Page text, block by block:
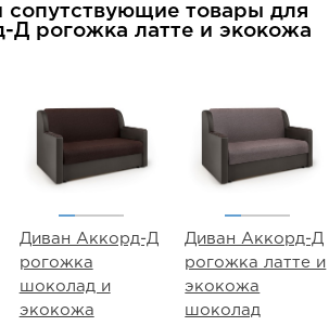
сопутствующие товары для
Д рогожка латте и экокожа
Диван Аккорд-Д
рогожка
шоколад и
экокожа
Диван Аккорд-Д
рогожка латте и
экокожа
шоколад